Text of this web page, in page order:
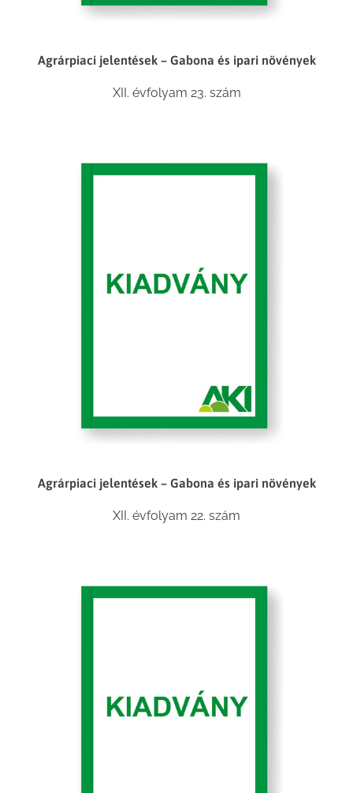
Agrárpiaci jelentések – Gabona és ipari növények
XII. évfolyam 23. szám
Agrárpiaci jelentések – Gabona és ipari növények
XII. évfolyam 22. szám